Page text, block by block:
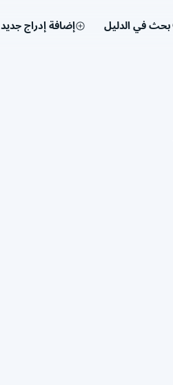
بحث في الدليل إضافة إدراج جديد